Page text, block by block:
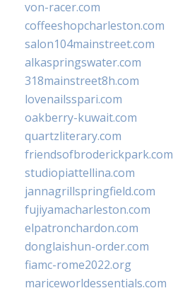
von-racer.com
coffeeshopcharleston.com
salon104mainstreet.com
alkaspringswater.com
318mainstreet8h.com
lovenailsspari.com
oakberry-kuwait.com
quartzliterary.com
friendsofbroderickpark.com
studiopiattellina.com
jannagrillspringfield.com
fujiyamacharleston.com
elpatronchardon.com
donglaishun-order.com
fiamc-rome2022.org
mariceworldessentials.com